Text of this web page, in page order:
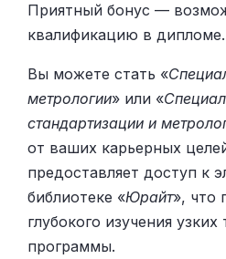
Приятный бонус —
квалификацию в дипломе.
Вы можете стать «
метрологии» или «
стандартизации и
от ваших карьерных
предоставляет доступ к
библиотеке «Юрайт», что
глубокого изучения
программы.